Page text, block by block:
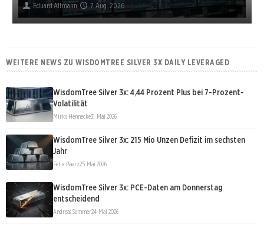
Eduard Altmann 7. Aug. 2026
WEITERE NEWS ZU WISDOMTREE SILVER 3X DAILY LEVERAGED
WisdomTree Silver 3x: 4,44 Prozent Plus bei 7-Prozent-
Volatilität
Mirko Hennecke31. Mai 2026
WisdomTree Silver 3x: 215 Mio Unzen Defizit im sechsten
Jahr
Felix Baarz25. Mai 2026
WisdomTree Silver 3x: PCE-Daten am Donnerstag
entscheidend
Andreas Sommer24. Mai 2026